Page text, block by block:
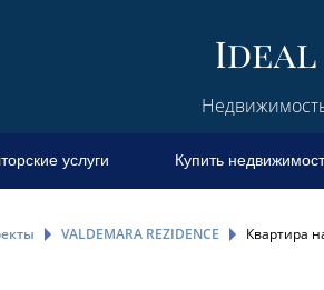
услуги Купить
VALDEMARA REZIDENCE Квартира